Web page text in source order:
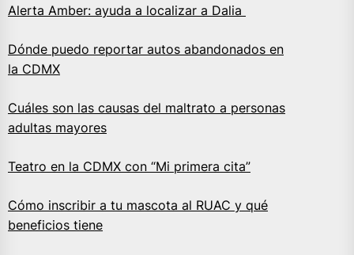
Alerta Amber: ayuda a localizar a Dalia
Dónde puedo reportar autos abandonados en
la CDMX
Cuáles son las causas del maltrato a personas
adultas mayores
Teatro en la CDMX con “Mi primera cita”
Cómo inscribir a tu mascota al RUAC y qué
beneficios tiene